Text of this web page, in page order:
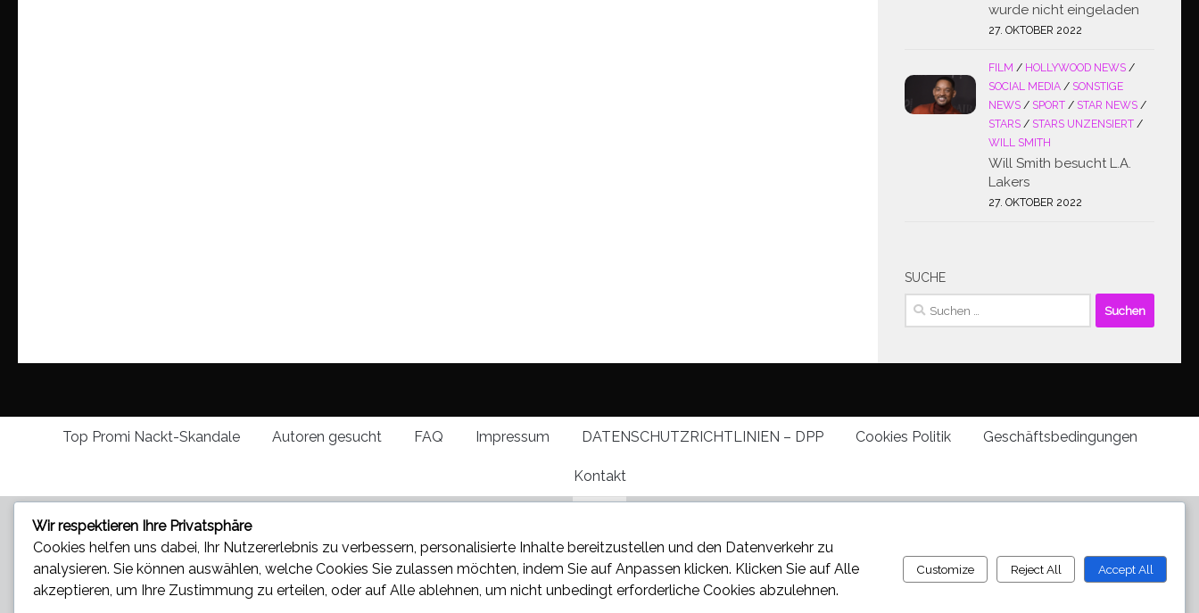
wurde nicht eingeladen
27. OKTOBER 2022
FILM / HOLLYWOOD NEWS /
SOCIAL MEDIA / SONSTIGE
NEWS / SPORT / STAR NEWS /
STARS / STARS UNZENSIERT /
WILL SMITH
Will Smith besucht L.A.
Lakers
27. OKTOBER 2022
SUCHE
Suchen
nach:
Top Promi Nackt-Skandale Autoren gesucht FAQ Impressum DATENSCHUTZRICHTLINIEN – DPP Cookies Politik Geschäftsbedingungen
Kontakt
Star und Promi News - Aktuelle Bilder, Videos und News über den neuesten Klatsch
Wir respektieren Ihre Privatsphäre
Cookies helfen uns dabei, Ihr Nutzererlebnis zu verbessern, personalisierte Inhalte bereitzustellen und den Datenverkehr zu
analysieren. Sie können auswählen, welche Cookies Sie zulassen möchten, indem Sie auf Anpassen klicken. Klicken Sie auf Alle
akzeptieren, um Ihre Zustimmung zu erteilen, oder auf Alle ablehnen, um nicht unbedingt erforderliche Cookies abzulehnen.
Customize Reject All Accept All